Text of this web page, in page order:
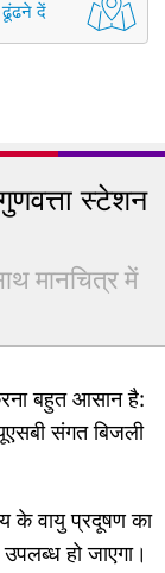
ढूंढने दें
स्टेशन
मानचित्र में
बहुत आसान है:
संगत बिजली
के वायु प्रदूषण का
हो जाएगा।